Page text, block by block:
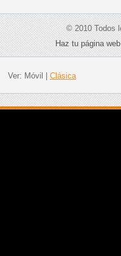
© 2010 Todos
Haz tu página
Ver: Móvil | Clásica